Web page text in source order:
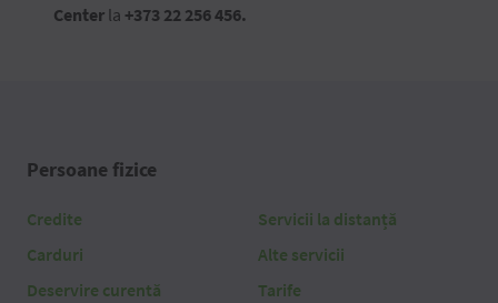
Center la +373 22 256 456.
Persoane fizice
Credite
Carduri
Deservire curentă
Servicii la distanță
Alte servicii
Tarife